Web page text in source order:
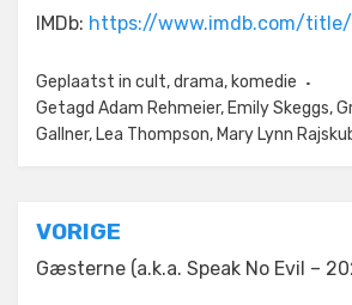
IMDb: https://www.imdb.com/
Geplaatst in cult,drama, komedie
Getagd Adam Rehmeier, Emily Skeggs,
Gallner, Lea Thompson, Mary Lynn
Bericht
navigatie
VORIGE
Gæsterne (a.k.a. Speak No Evil –